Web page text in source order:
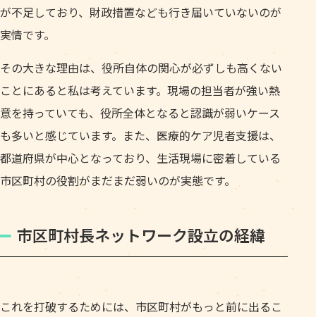
が不足しており、財政措置なども行き届いていないのが
実情です。
その大きな理由は、役所自体の関心が必ずしも高くない
ことにあると私は考えています。現場の担当者が強い熱
意を持っていても、役所全体となると認識が弱いケース
も多いと感じています。また、医療的ケア児者支援は、
都道府県が中心となっており、生活現場に密着している
市区町村の役割がまだまだ弱いのが実態です。
市区町村長ネットワーク設立の経緯
これを打破するためには、市区町村がもっと前に出るこ